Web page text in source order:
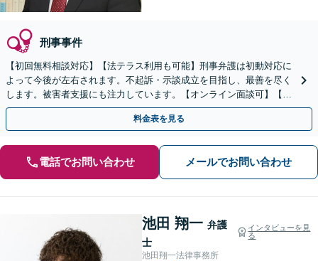
刑事事件
【初回無料相談対応】【法テラス利用も可能】刑事弁護は初動対応に
よって今後が左右されます。不起訴・示談成立を目指し、最善を尽く
します。被害者支援にも注力しています。【オンライン面談可】【完
全個室で相談可】【東室蘭駅1分】
料金表を見る
電話でお問い合わせ メールでお問い合わせ
池田 翔一 弁護
士
インタビューを見
る
池田翔一法律事務所